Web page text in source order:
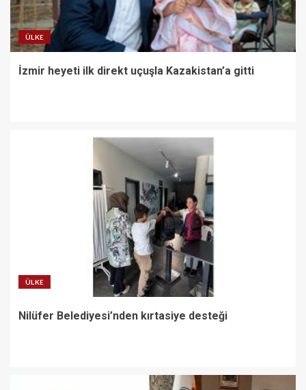
ÜLKE
İzmir heyeti ilk direkt uçuşla Kazakistan’a gitti
ÜLKE
Nilüfer Belediyesi’nden kırtasiye desteği